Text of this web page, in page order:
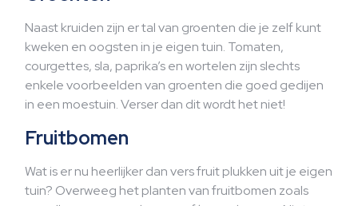
Naast kruiden zijn er tal van groenten die je zelf kunt
kweken en oogsten in je eigen tuin. Tomaten,
courgettes, sla, paprika’s en wortelen zijn slechts
enkele voorbeelden van groenten die goed gedijen
in een moestuin. Verser dan dit wordt het niet!
Fruitbomen
Wat is er nu heerlijker dan vers fruit plukken uit je eigen
tuin? Overweeg het planten van fruitbomen zoals